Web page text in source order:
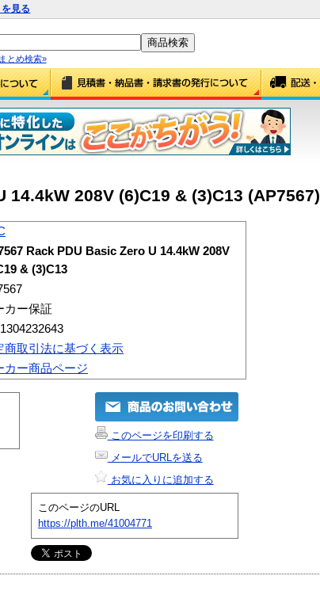
見る
とめ検索»
208V (6)C19 & (3)C13 (AP7567)
Rack PDU Basic Zero U 14.4kW 208V
& (3)C13
カー保証
商取引法に基づく表示
カー商品ページ
このページを印刷する
メールでURLを送る
お気に入りに追加する
このページのURL
https://plth.me/41004771